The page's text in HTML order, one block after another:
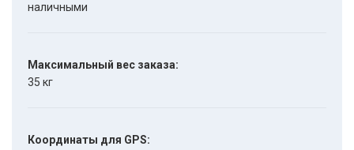
наличными
Максимальный вес заказа:
35 кг
Координаты для GPS: